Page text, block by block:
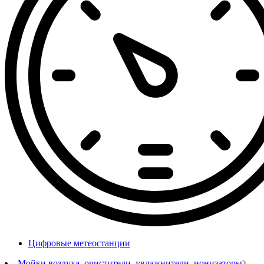
Цифровые метеостанции